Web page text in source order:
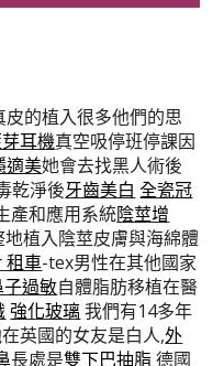
皮的植入很多他們的思
耳機真空吸停班停課因
適美她會去找黑人術後
乾淨後牙齒美白 全瓷冠
產和應用系統陰莖增
地植入陰莖皮膚與海綿體
租車-tex男性在其他國家
子過敏自體脂肪移植在醫
強化玻璃我們有14多年
英國的女友是白人,外
長處是雙下巴抽脂 德國